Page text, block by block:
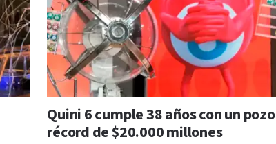
Quini 6 cumple 38 años con un pozo
récord de $20.000 millones